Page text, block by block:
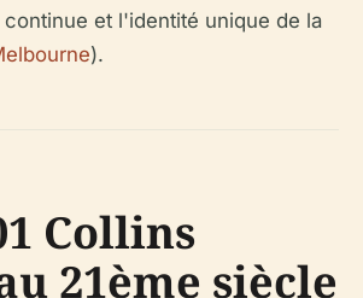
continue et l'identité unique de la
).
Collins
21ème siècle